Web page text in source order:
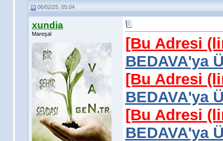
06/02/25, 05:04
xundia
Mareşal
[Bu Adresi
BEDAVA'ya
[Bu Adresi
BEDAVA'ya
[Bu Adresi
BEDAVA'ya